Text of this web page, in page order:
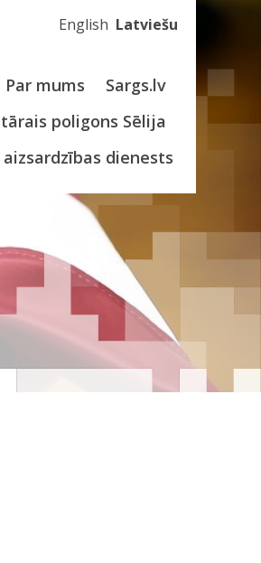
English Latviešu
Par mums
Sargs.lv
poligons Sēlija
dienests